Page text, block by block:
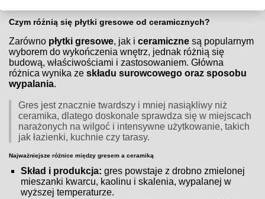
Czym różnią się płytki gresowe od ceramicznych?
Zarówno płytki gresowe, jak iceramiczne są popularnym
wyborem do wykończenia wnętrz, jednak różnią się
budową, właściwościami i zastosowaniem. Główna
różnica wynika zeskładu surowcowego oraz sposobu
wypalania.
Gres jest znacznie twardszy i mniej nasiąkliwy niż
ceramika, dlatego doskonale sprawdza się w miejscach
narażonych na wilgoć i intensywne użytkowanie, takich
jak łazienki, kuchnie czy tarasy.
Najważniejsze różnice między gresem a ceramiką
Skład i produkcja: gres powstaje z drobno zmielonej
mieszanki kwarcu, kaolinu i skalenia, wypalanej w
wyższej temperaturze.